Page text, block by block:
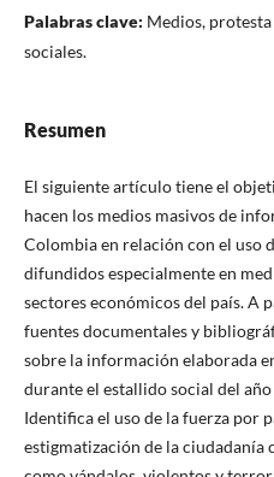
Palabras clave: Medios,
sociales.
Resumen
El siguiente artículo tiene el
hacen los medios masivos de
Colombia en relación con el uso
difundidos especialmente en
sectores económicos del país. A
fuentes documentales y
sobre la información elaborada
durante el estallido social del
Identifica el uso de la fuerza por
estigmatización de la ciudadanía